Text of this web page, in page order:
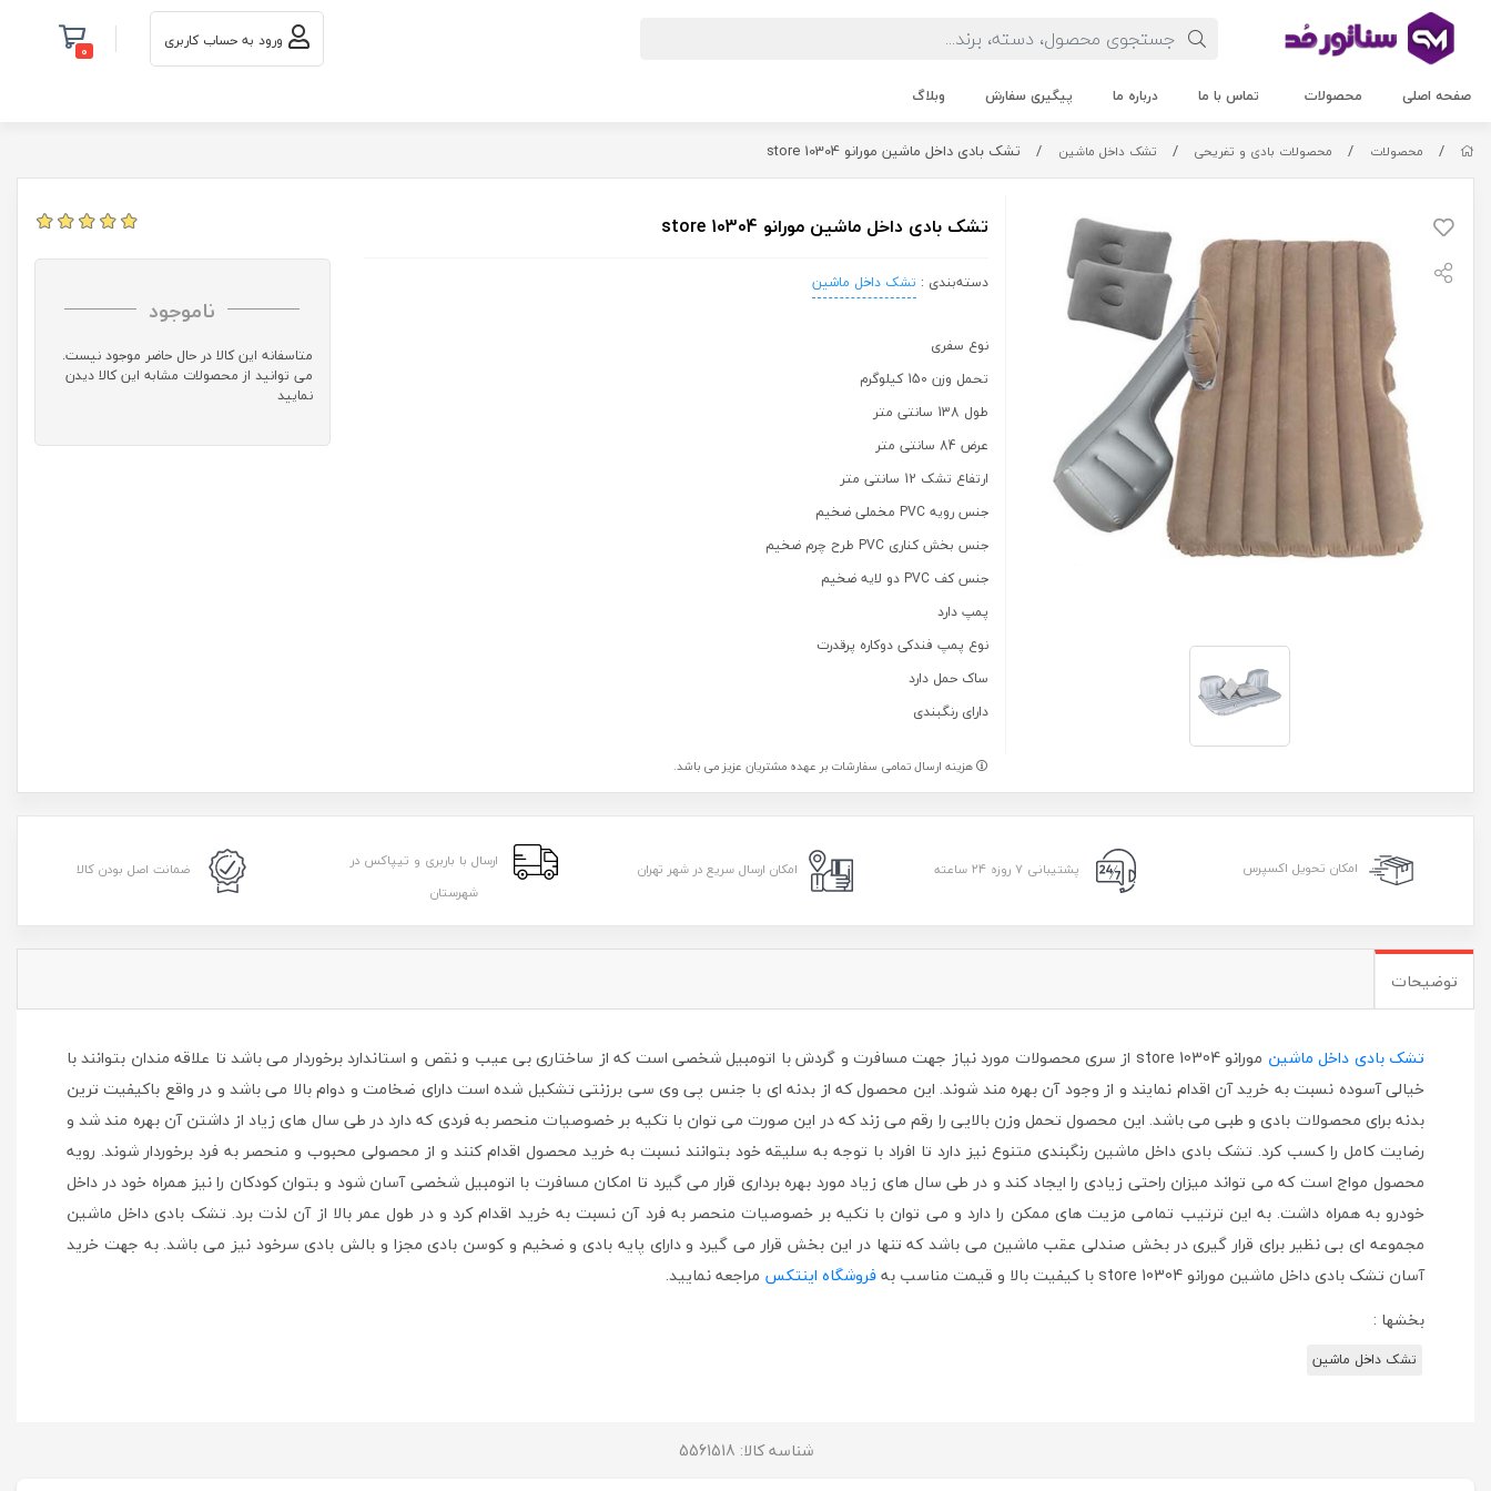
ورود به حساب کاربری 0
صفحه اصلی محصولات تماس با ما درباره ما پیگیری سفارش وبلاگ
/ محصولات / محصولات بادی و تفریحی / تشک داخل ماشین / تشک بادی داخل ماشین مورانو store 10304
تشک بادی داخل ماشین مورانو store 10304
دسته‌بندی : تشک داخل ماشین
نوع سفری
تحمل وزن 150 کیلوگرم
طول 138 سانتی متر
عرض 84 سانتی متر
ارتفاع تشک 12 سانتی متر
جنس رویه PVC مخملی ضخیم
جنس بخش کناری PVC طرح چرم ضخیم
جنس کف PVC دو لایه ضخیم
پمپ دارد
نوع پمپ فندکی دوکاره پرقدرت
ساک حمل دارد
دارای رنگبندی
هزینه ارسال تمامی سفارشات بر عهده مشتریان عزیز می باشد.
ناموجود
متاسفانه این کالا در حال حاضر موجود نیست.
می توانید از محصولات مشابه این کالا دیدن
نمایید
امکان تحویل اکسپرس پشتیبانی ۷ روزه ۲۴ ساعته امکان ارسال سریع در شهر تهران
ارسال با باربری و تیپاکس در
شهرستان
ضمانت اصل بودن کالا
توضیحات
تشک بادی داخل ماشین
مورانو store 10304 از سری محصولات مورد نیاز جهت مسافرت و گردش با اتومبیل شخصی است که از ساختاری بی عیب و نقص و استاندارد برخوردار می باشد تا علاقه مندان بتوانند با
خیالی آسوده نسبت به خرید آن اقدام نمایند و از وجود آن بهره مند شوند. این محصول که از بدنه ای با جنس پی وی سی برزنتی تشکیل شده است دارای ضخامت و دوام بالا می باشد و در واقع باکیفیت ترین
بدنه برای محصولات بادی و طبی می باشد. این محصول تحمل وزن بالایی را رقم می زند که در این صورت می توان با تکیه بر خصوصیات منحصر به فردی که دارد در طی سال های زیاد از داشتن آن بهره مند شد و
رضایت کامل را کسب کرد. تشک بادی داخل ماشین رنگبندی متنوع نیز دارد تا افراد با توجه به سلیقه خود بتوانند نسبت به خرید محصول اقدام کنند و از محصولی محبوب و منحصر به فرد برخوردار شوند. رویه
محصول مواج است که می تواند میزان راحتی زیادی را ایجاد کند و در طی سال های زیاد مورد بهره برداری قرار می گیرد تا امکان مسافرت با اتومبیل شخصی آسان شود و بتوان کودکان را نیز همراه خود در داخل
خودرو به همراه داشت. به این ترتیب تمامی مزیت های ممکن را دارد و می توان با تکیه بر خصوصیات منحصر به فرد آن نسبت به خرید اقدام کرد و در طول عمر بالا از آن لذت برد. تشک بادی داخل ماشین
مجموعه ای بی نظیر برای قرار گیری در بخش صندلی عقب ماشین می باشد که تنها در این بخش قرار می گیرد و دارای پایه بادی و ضخیم و کوسن بادی مجزا و بالش بادی سرخود نیز می باشد. به جهت خرید
آسان تشک بادی داخل ماشین مورانو store 10304 با کیفیت بالا و قیمت مناسب به
فروشگاه اینتکس مراجعه نمایید.
بخشها :
تشک داخل ماشین
شناسه کالا: 5561518